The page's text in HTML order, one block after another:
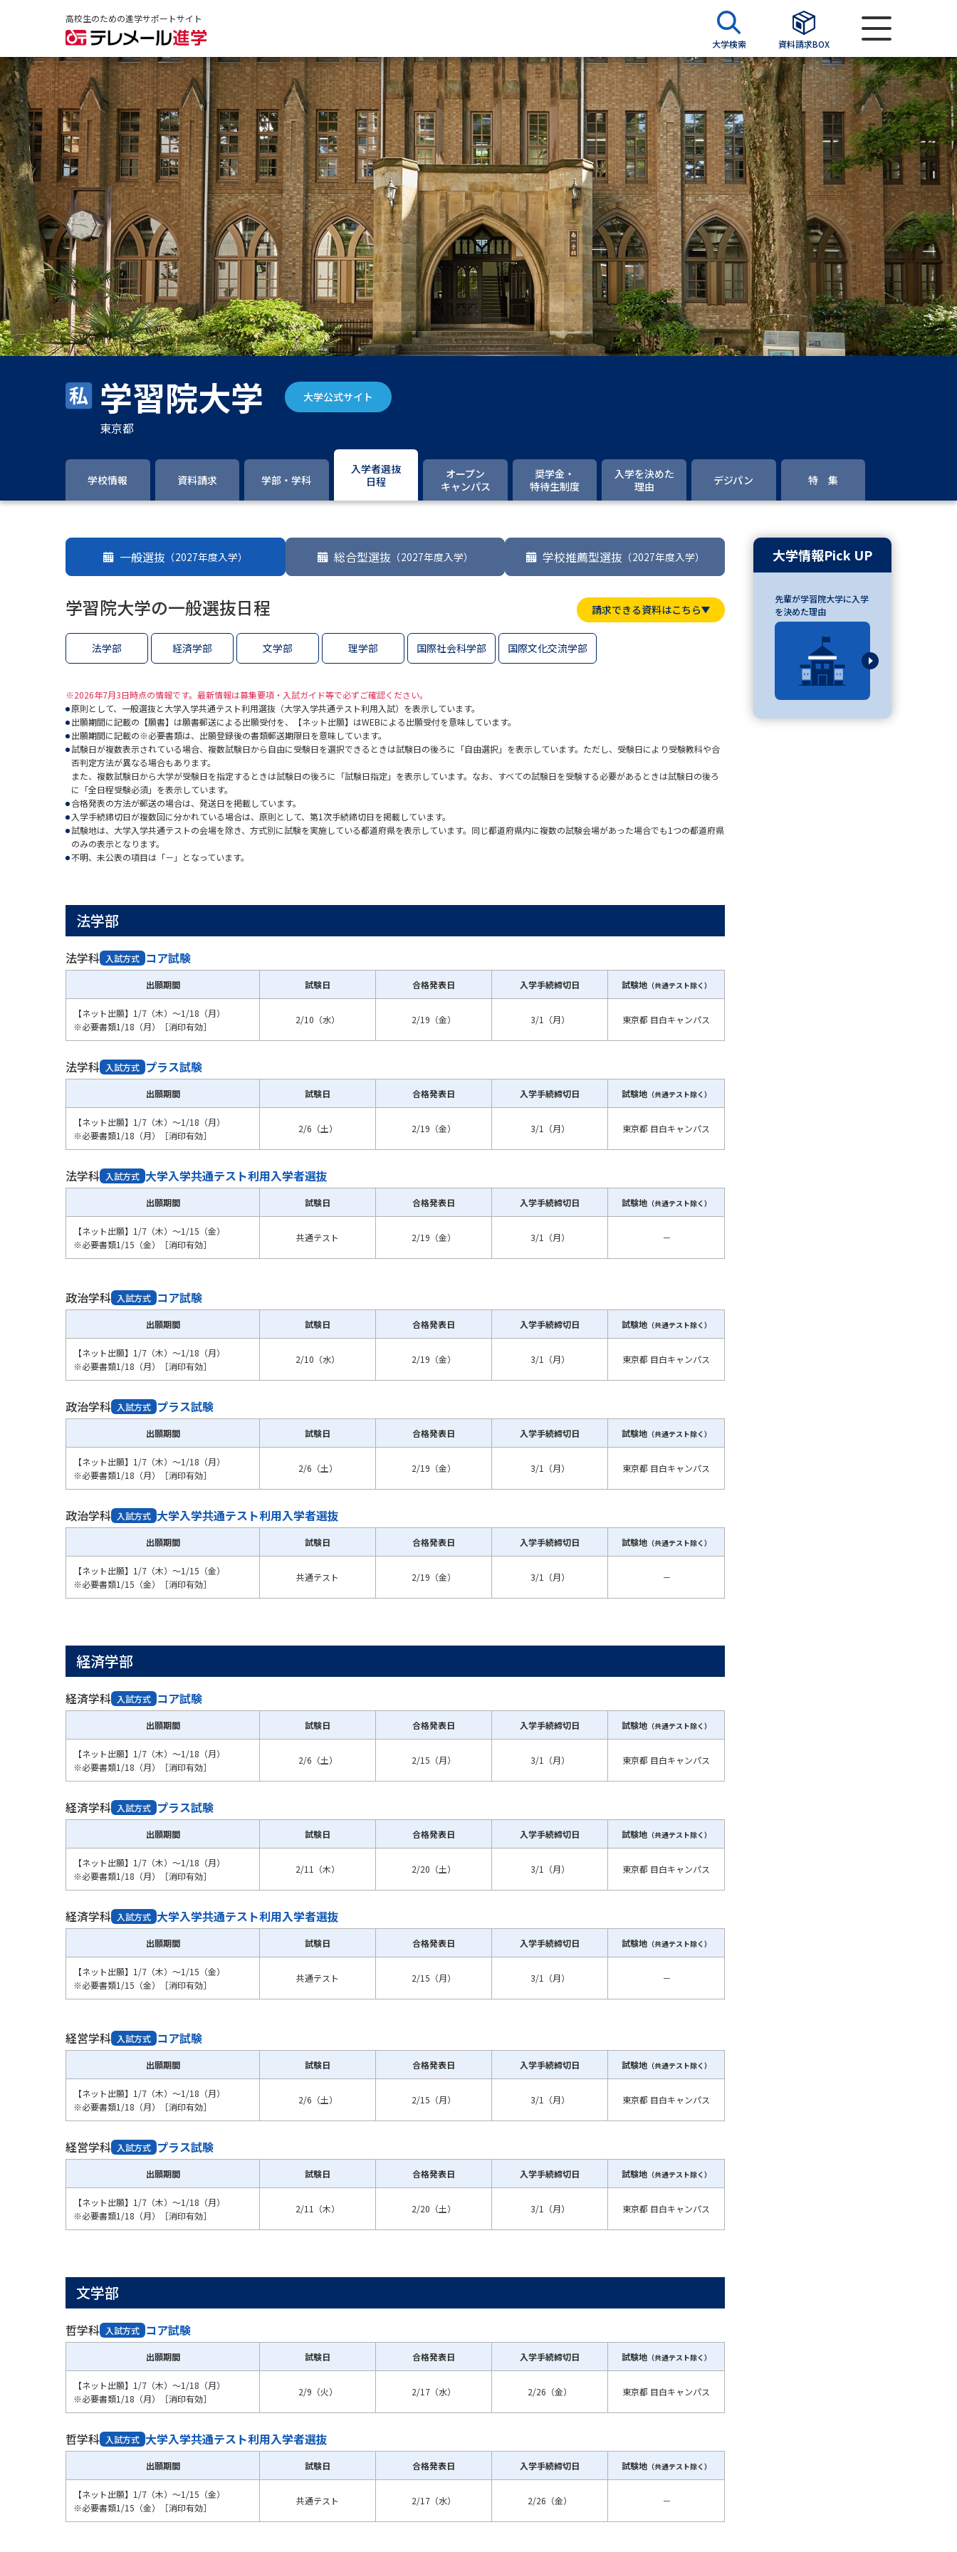
高校生のための進学サポートサイト
大学検索 資料請求BOX
資料請求 資料検索
大学・短大の資料種類から請求
大学パンフ
学部・学科パンフ
総合型選抜・学校推薦型選抜 募集要項＆願書
大学入学共通テスト利用選抜の募集要項＆願書
過去問題集
大学・短大以外の資料から請求
専門学校の資料請求 大学院の資料請求
留学・進学関連、塾・予備校
大学入学共通テスト「受験案内」の請求
大学入学共通テスト「受験上の配慮案内」の請求
高等学校卒業程度認定試験
大学研究 大学検索
新増設大学・学部・学科特集
国際・グローバルに強い大学特集
データサイエンス特集
奨学金・特待生制度特集
デジタルパンフレット
新学年スタート号特集ページ（高3生用）
新学年スタート号特集ページ（高2生用）
SELFBRAND特集ページ
オープンキャンパス検索
来場型・Web型イベント特集
夢ナビライブ
受験準備
併願校選び 受験スケジュールを立てよう
先輩が入学を決めた理由
学問発見
学問のミニ講義「夢ナビ講義」 学問分野解説 学問の教科書
Ｑ＆Ａ よくあるご質問 大学進学IDについて
このサイトについて
資料の料金のお支払いについて 受付内容・発送状況の確認
個人情報取扱規定
特定商取引表記 お問合せ先
受験情報リンク
学習院大学 大学公式サイト
東京都
学校情報 資料請求 学部・学科
入学者選抜
日程
オープン
キャンパス
奨学金・
特待生制度
入学を決めた
理由
デジパン 特 集
一般選抜 （2027年度入学） 総合型選抜 （2027年度入学） 学校推薦型選抜 （2027年度入学）
学習院大学の一般選抜日程 請求できる資料はこちら
法学部 経済学部 文学部 理学部 国際社会科学部 国際文化交流学部
※2026年7月3日時点の情報です。最新情報は募集要項・入試ガイド等で必ずご確認ください。
原則として、一般選抜と大学入学共通テスト利用選抜（大学入学共通テスト利用入試）を表示しています。
出願期間に記載の【願書】は願書郵送による出願受付を、【ネット出願】はWEBによる出願受付を意味しています。
出願期間に記載の※必要書類は、出願登録後の書類郵送期限日を意味しています。
試験日が複数表示されている場合、複数試験日から自由に受験日を選択できるときは試験日の後ろに「自由選択」を表示しています。ただし、受験日により受験教科や合
否判定方法が異なる場合もあります。
また、複数試験日から大学が受験日を指定するときは試験日の後ろに「試験日指定」を表示しています。なお、すべての試験日を受験する必要があるときは試験日の後ろ
に「全日程受験必須」を表示しています。
合格発表の方法が郵送の場合は、発送日を掲載しています。
入学手続締切日が複数回に分かれている場合は、原則として、第1次手続締切日を掲載しています。
試験地は、大学入学共通テストの会場を除き、方式別に試験を実施している都道府県を表示しています。同じ都道府県内に複数の試験会場があった場合でも1つの都道府県
のみの表示となります。
不明、未公表の項目は「－」となっています。
法学部
法学科 入試方式 コア試験
出願期間 試験日 合格発表日 入学手続締切日 試験地（共通テスト除く）
【ネット出願】1/7（木）～1/18（月）
※必要書類1/18（月）［消印有効］
2/10（水） 2/19（金） 3/1（月） 東京都 目白キャンパス
法学科 入試方式 プラス試験
出願期間 試験日 合格発表日 入学手続締切日 試験地（共通テスト除く）
【ネット出願】1/7（木）～1/18（月）
※必要書類1/18（月）［消印有効］
2/6（土） 2/19（金） 3/1（月） 東京都 目白キャンパス
法学科 入試方式 大学入学共通テスト利用入学者選抜
出願期間 試験日 合格発表日 入学手続締切日 試験地（共通テスト除く）
【ネット出願】1/7（木）～1/15（金）
※必要書類1/15（金）［消印有効］
共通テスト 2/19（金） 3/1（月） －
政治学科 入試方式 コア試験
出願期間 試験日 合格発表日 入学手続締切日 試験地（共通テスト除く）
【ネット出願】1/7（木）～1/18（月）
※必要書類1/18（月）［消印有効］
2/10（水） 2/19（金） 3/1（月） 東京都 目白キャンパス
政治学科 入試方式 プラス試験
出願期間 試験日 合格発表日 入学手続締切日 試験地（共通テスト除く）
【ネット出願】1/7（木）～1/18（月）
※必要書類1/18（月）［消印有効］
2/6（土） 2/19（金） 3/1（月） 東京都 目白キャンパス
政治学科 入試方式 大学入学共通テスト利用入学者選抜
出願期間 試験日 合格発表日 入学手続締切日 試験地（共通テスト除く）
【ネット出願】1/7（木）～1/15（金）
※必要書類1/15（金）［消印有効］
共通テスト 2/19（金） 3/1（月） －
経済学部
経済学科 入試方式 コア試験
出願期間 試験日 合格発表日 入学手続締切日 試験地（共通テスト除く）
【ネット出願】1/7（木）～1/18（月）
※必要書類1/18（月）［消印有効］
2/6（土） 2/15（月） 3/1（月） 東京都 目白キャンパス
経済学科 入試方式 プラス試験
出願期間 試験日 合格発表日 入学手続締切日 試験地（共通テスト除く）
【ネット出願】1/7（木）～1/18（月）
※必要書類1/18（月）［消印有効］
2/11（木） 2/20（土） 3/1（月） 東京都 目白キャンパス
経済学科 入試方式 大学入学共通テスト利用入学者選抜
出願期間 試験日 合格発表日 入学手続締切日 試験地（共通テスト除く）
【ネット出願】1/7（木）～1/15（金）
※必要書類1/15（金）［消印有効］
共通テスト 2/15（月） 3/1（月） －
経営学科 入試方式 コア試験
出願期間 試験日 合格発表日 入学手続締切日 試験地（共通テスト除く）
【ネット出願】1/7（木）～1/18（月）
※必要書類1/18（月）［消印有効］
2/6（土） 2/15（月） 3/1（月） 東京都 目白キャンパス
経営学科 入試方式 プラス試験
出願期間 試験日 合格発表日 入学手続締切日 試験地（共通テスト除く）
【ネット出願】1/7（木）～1/18（月）
※必要書類1/18（月）［消印有効］
2/11（木） 2/20（土） 3/1（月） 東京都 目白キャンパス
文学部
哲学科 入試方式 コア試験
出願期間 試験日 合格発表日 入学手続締切日 試験地（共通テスト除く）
【ネット出願】1/7（木）～1/18（月）
※必要書類1/18（月）［消印有効］
2/9（火） 2/17（水） 2/26（金） 東京都 目白キャンパス
哲学科 入試方式 大学入学共通テスト利用入学者選抜
出願期間 試験日 合格発表日 入学手続締切日 試験地（共通テスト除く）
【ネット出願】1/7（木）～1/15（金）
※必要書類1/15（金）［消印有効］
共通テスト 2/17（水） 2/26（金） －
大学情報Pick UP
先輩が学習院大学に入学
を決めた理由